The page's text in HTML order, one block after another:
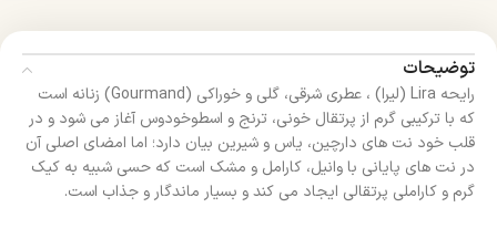
توضیحات
رایحه Lira (لیرا) ، عطری شرقی، گلی و خوراکی (Gourmand) زنانه است
که با ترکیبی گرم از پرتقال خونی، ترنج و اسطوخودوس آغاز می‌ شود و در
قلب خود نت‌ های دارچین، یاس و شیرین‌ بیان دارد؛ اما امضای اصلی آن
در نت‌ های پایانی با وانیل، کارامل و مشک است که حسی شبیه به کیک
گرم و کاراملی پرتقالی ایجاد می‌ کند و بسیار ماندگار و جذاب است.